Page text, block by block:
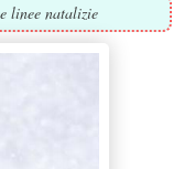
linee natalizie